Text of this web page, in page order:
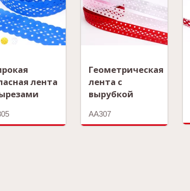
лента
Геометрическая
лента с
вырубкой
AA307